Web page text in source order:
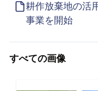
耕作放棄地の活
事業を開始
すべての画像